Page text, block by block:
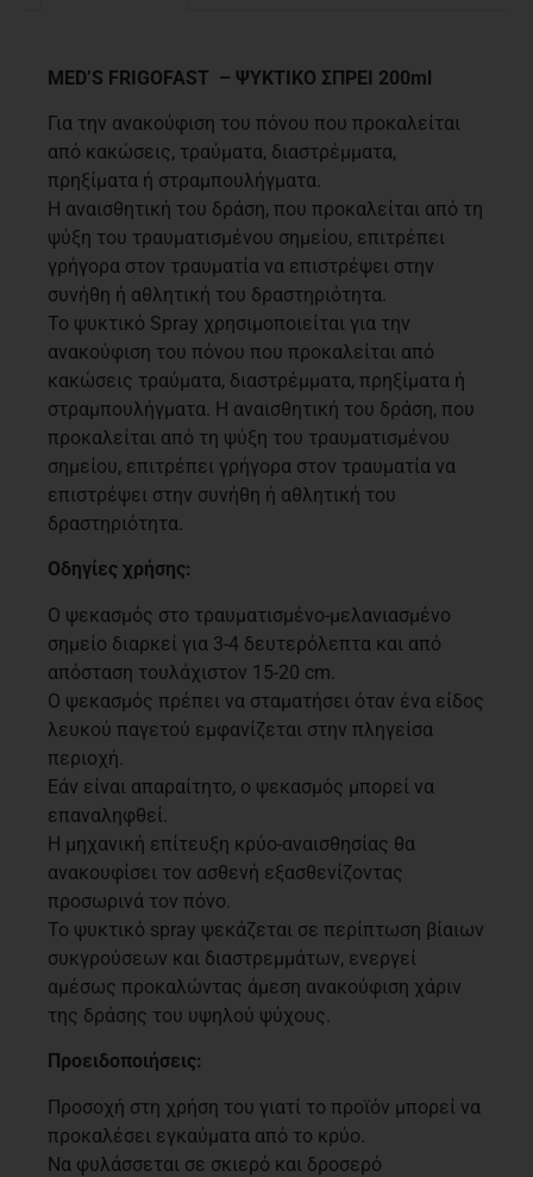
MED’S FRIGOFAST – ΨΥΚΤΙΚΟ ΣΠΡΕΙ 200ml
Για την ανακούφιση του πόνου που προκαλείται
από κακώσεις, τραύματα, διαστρέμματα,
πρηξίματα ή στραμπουλήγματα.
Η αναισθητική του δράση, που προκαλείται από τη
ψύξη του τραυματισμένου σημείου, επιτρέπει
γρήγορα στον τραυματία να επιστρέψει στην
συνήθη ή αθλητική του δραστηριότητα.
To ψυκτικό Spray χρησιμοποιείται για την
ανακούφιση του πόνου που προκαλείται από
κακώσεις τραύματα, διαστρέμματα, πρηξίματα ή
στραμπουλήγματα. Η αναισθητική του δράση, που
προκαλείται από τη ψύξη του τραυματισμένου
σημείου, επιτρέπει γρήγορα στον τραυματία να
επιστρέψει στην συνήθη ή αθλητική του
δραστηριότητα.
Οδηγίες χρήσης:
Ο ψεκασμός στο τραυματισμένο-μελανιασμένο
σημείο διαρκεί για 3-4 δευτερόλεπτα και από
απόσταση τουλάχιστον 15-20 cm.
Ο ψεκασμός πρέπει να σταματήσει όταν ένα είδος
λευκού παγετού εμφανίζεται στην πληγείσα
περιοχή.
Εάν είναι απαραίτητο, ο ψεκασμός μπορεί να
επαναληφθεί.
Η μηχανική επίτευξη κρύο-αναισθησίας θα
ανακουφίσει τον ασθενή εξασθενίζοντας
προσωρινά τον πόνο.
Το ψυκτικό spray ψεκάζεται σε περίπτωση βίαιων
συκγρούσεων και διαστρεμμάτων, ενεργεί
αμέσως προκαλώντας άμεση ανακούφιση χάριν
της δράσης του υψηλού ψύχους.
Προειδοποιήσεις:
Προσοχή στη χρήση του γιατί το προϊόν μπορεί να
προκαλέσει εγκαύματα από το κρύο.
Να φυλάσσεται σε σκιερό και δροσερό